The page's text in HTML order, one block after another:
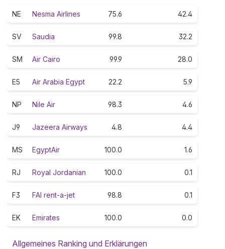
NE Nesma Airlines 75.6 42.4
SV Saudia 99.8 32.2
SM Air Cairo 99.9 28.0
E5 Air Arabia Egypt 22.2 5.9
NP Nile Air 98.3 4.6
J9 Jazeera Airways 4.8 4.4
MS EgyptAir 100.0 1.6
RJ Royal Jordanian 100.0 0.1
F3 FAI rent-a-jet 98.8 0.1
EK Emirates 100.0 0.0
Allgemeines Ranking und Erklärungen